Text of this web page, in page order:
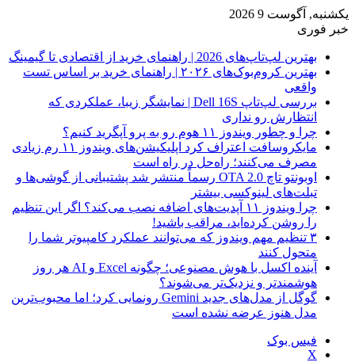
یکشنبه, آگوست 9 2026
خبر فوری
بهترین لپ‌تاپ‌های 2026 | راهنمای خرید از اقتصادی تا گیمینگ
بهترین کروم‌بوک‌های ۲۰۲۶ | راهنمای خرید بر اساس تست
واقعی
بررسی لپ‌تاپ Dell 16S | نمایشگر زیبا، عملکردی که
انتظارش رو نداری
چرا و چطور ویندوز ۱۱ هوم رو به پرو آپگرید کنیم؟
مایکروسافت اعتراف کرد اپلیکیشن‌های ویندوز ۱۱ رم زیادی
مصرف می‌کنند؛ راه‌حل در راه است
اوبونتو تاچ OTA 2.0 رسماً منتشر شد پشتیبانی از گوشی‌ها و
تبلت‌های لینوکسی بیشتر
چرا ویندوز ۱۱ آپدیت‌های اضافه نصب می‌کند؟ اگر این تنظیم
را روشن کرده‌اید، مراقب باشید!
۳ تنظیم مهم ویندوز که می‌توانند عملکرد کامپیوتر شما را
متحول کنند
آینده اکسل با هوش مصنوعی؛ چگونه Excel و AI هر روز
هوشمندتر و نزدیک‌تر می‌شوند؟
گوگل از مدل‌های جدید Gemini رونمایی کرد؛ اما محبوب‌ترین
مدل هنوز عرضه نشده است
فیس بوک
X